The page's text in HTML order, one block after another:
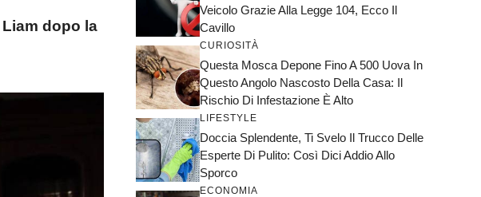
dopo la
Veicolo Grazie Alla Legge 104, Ecco Il
Cavillo
CURIOSITÀ
Questa Mosca Depone Fino A 500 Uova In
Questo Angolo Nascosto Della Casa: Il
Rischio Di Infestazione È Alto
LIFESTYLE
Doccia Splendente, Ti Svelo Il Trucco Delle
Esperte Di Pulito: Così Dici Addio Allo
Sporco
ECONOMIA